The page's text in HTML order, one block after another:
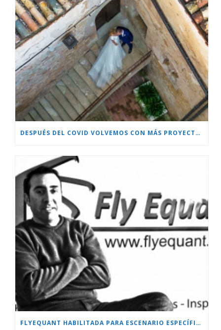
DESPUÉS DEL COVID VOLVEMOS CON MÁS PROYECTOS!!!
FLYEQUANT HABILITADA PARA ESCENARIO ESPECÍFICO.